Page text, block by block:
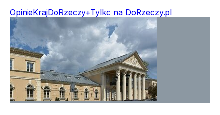
OpinieKrajDoRzeczy+Tylko na DoRzeczy.pl